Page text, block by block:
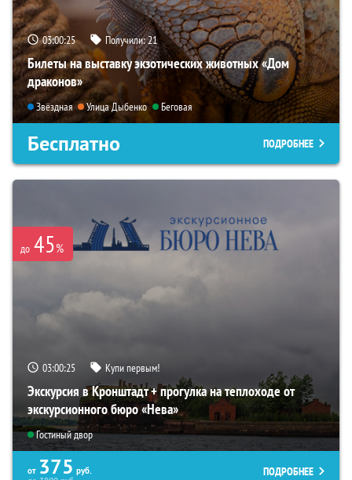
03:00:24 Получили:21
Билеты на выставку экзотических животных «Дом
драконов»
Звёздная Улица Дыбенко Беговая
Бесплатно ПОДРОБНЕЕ
до 45%
03:00:24 Купи первым!
Экскурсия в Кронштадт + прогулка на теплоходе от
экскурсионного бюро «Нева»
Гостиный двор
от 375 руб.
ПОДРОБНЕЕ